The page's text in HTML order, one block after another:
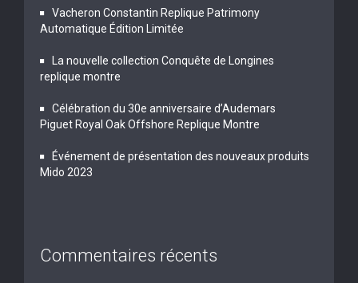
Vacheron Constantin Replique Patrimony
Automatique Édition Limitée
La nouvelle collection Conquête de Longines
replique montre
Célébration du 30e anniversaire d’Audemars
Piguet Royal Oak Offshore Replique Montre
Événement de présentation des nouveaux produits
Mido 2023
Commentaires récents